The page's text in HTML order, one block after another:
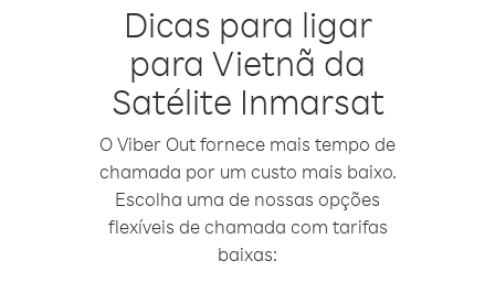
Dicas para ligar
para Vietnã da
Satélite Inmarsat
O Viber Out fornece mais tempo de
chamada por um custo mais baixo.
Escolha uma de nossas opções
flexíveis de chamada com tarifas
baixas: